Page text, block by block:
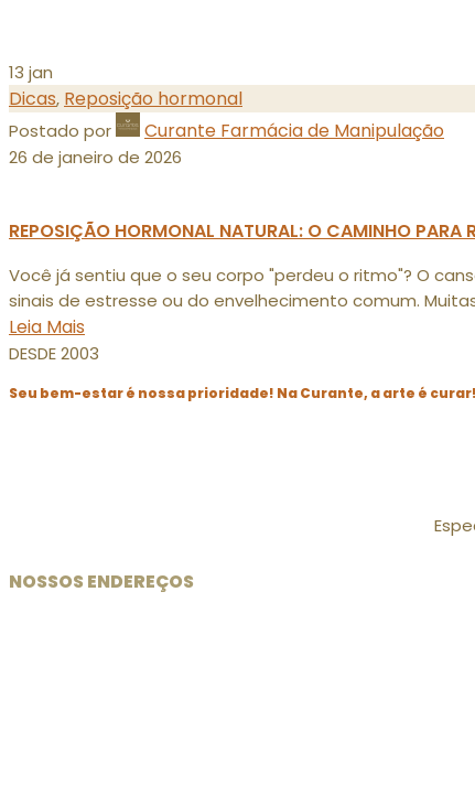
13 jan
Dicas, Reposição hormonal
Postado por Curante Farmácia de Manipulação
26 de janeiro de 2026
REPOSIÇÃO HORMONAL NATURAL: O CAMINHO PARA
Você já sentiu que o seu corpo "perdeu o ritmo"? O
sinais de estresse ou do envelhecimento comum.
Leia Mais
DESDE 2003
Seu bem-estar é nossa prioridade! Na Curante, a arte é curar!
NOSSOS ENDEREÇOS